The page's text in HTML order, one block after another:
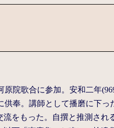
原院歌合に参加。安和二年
供奉。講師として播磨に下
をもった。自撰と推測され